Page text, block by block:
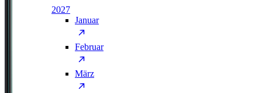
2027
Januar
Februar
März